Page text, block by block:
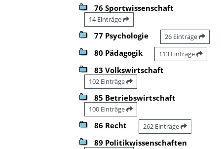
76 Sportwissenschaft
14 Einträge
77 Psychologie 26 Einträge
80 Pädagogik 113 Einträge
83 Volkswirtschaft
102 Einträge
85 Betriebswirtschaft
100 Einträge
86 Recht 262 Einträge
89 Politikwissenschaften